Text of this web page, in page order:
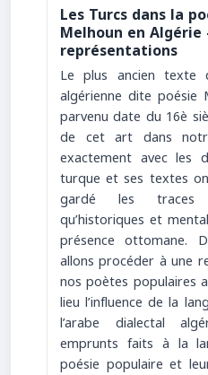
Les Turcs dans la
Melhoun en
représentations
Le plus ancien texte
algérienne dite poésie
parvenu date du 16è
de cet art dans
exactement avec les
turque et ses textes
gardé les traces
qu’historiques et
présence ottomane.
allons procéder à une
nos poètes populaires
lieu l’influence de la
l’arabe dialectal
emprunts faits à la
poésie populaire et